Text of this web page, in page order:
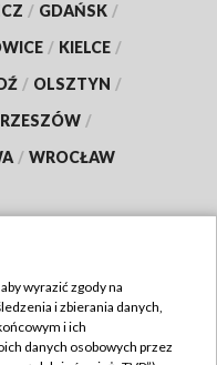
/ GDAŃSK /
/ KIELCE /
/ OLSZTYN /
RZESZÓW /
/ WROCŁAW
wyrazić zgody na
i zbierania danych,
i ich
danych osobowych przez